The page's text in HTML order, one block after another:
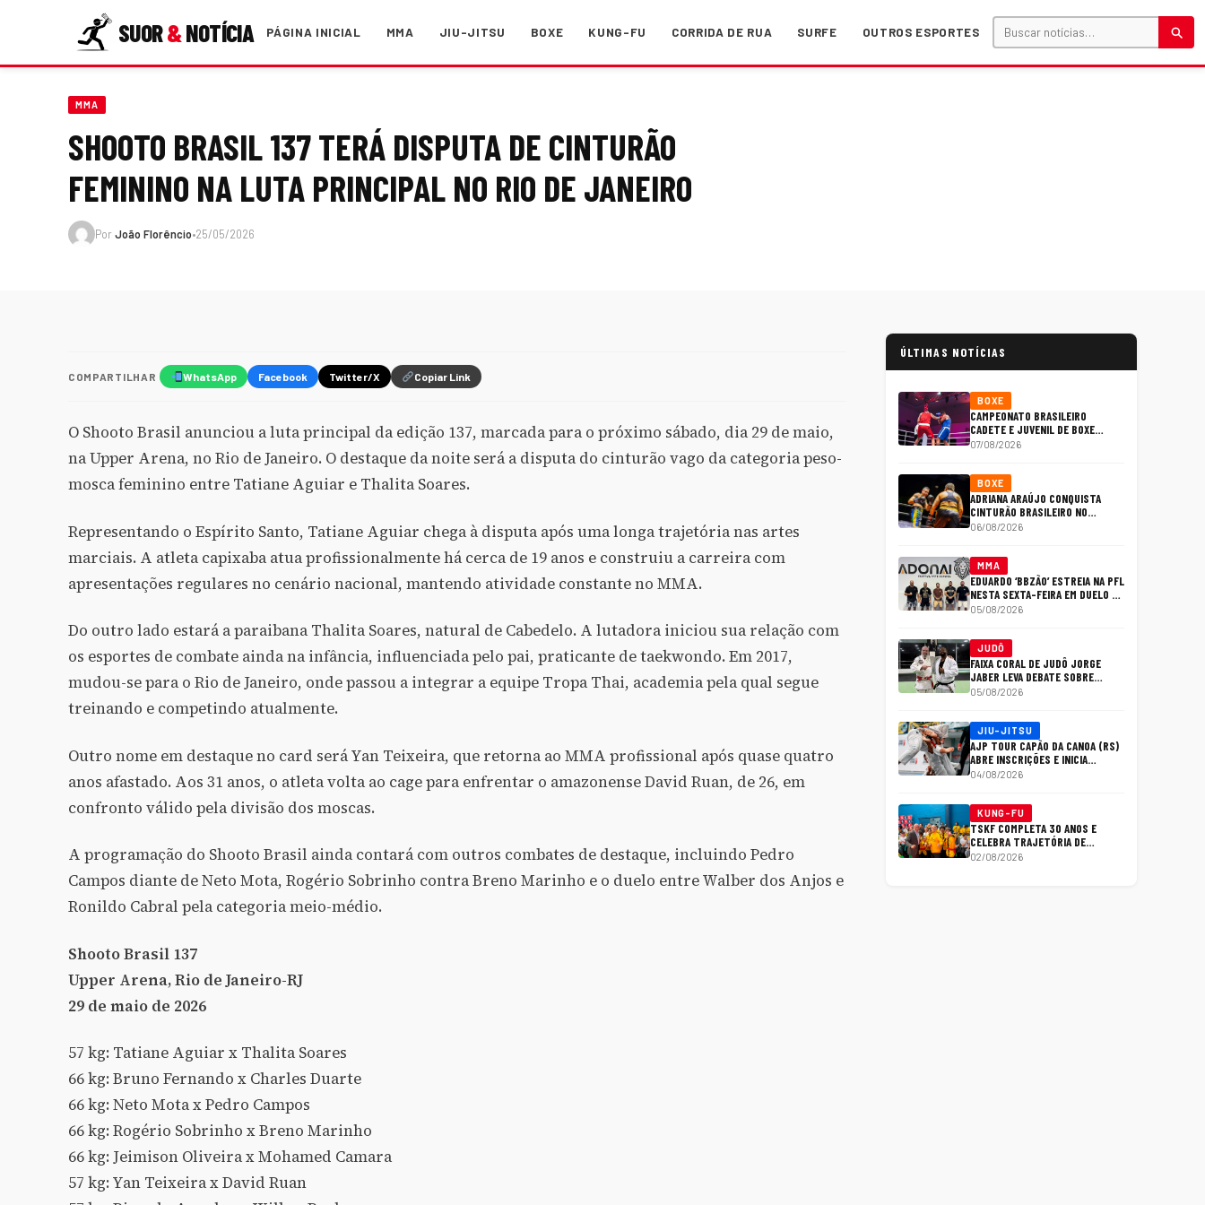
SUOR&NOTÍCIA PÁGINA INICIAL MMA JIU-JITSU BOXE KUNG-FU CORRIDA DE RUA SURFE OUTROS ESPORTES
MMA
SHOOTO BRASIL 137 TERÁ DISPUTA DE CINTURÃO
FEMININO NA LUTA PRINCIPAL NO RIO DE JANEIRO
Por João Florêncio•25/05/2026
COMPARTILHAR WhatsApp Facebook Twitter/X Copiar Link
O Shooto Brasil anunciou a luta principal da edição 137, marcada para o próximo sábado, dia 29 de maio,
na Upper Arena, no Rio de Janeiro. O destaque da noite será a disputa do cinturão vago da categoria peso-
mosca feminino entre Tatiane Aguiar e Thalita Soares.
Representando o Espírito Santo, Tatiane Aguiar chega à disputa após uma longa trajetória nas artes
marciais. A atleta capixaba atua profissionalmente há cerca de 19 anos e construiu a carreira com
apresentações regulares no cenário nacional, mantendo atividade constante no MMA.
Do outro lado estará a paraibana Thalita Soares, natural de Cabedelo. A lutadora iniciou sua relação com
os esportes de combate ainda na infância, influenciada pelo pai, praticante de taekwondo. Em 2017,
mudou-se para o Rio de Janeiro, onde passou a integrar a equipe Tropa Thai, academia pela qual segue
treinando e competindo atualmente.
Outro nome em destaque no card será Yan Teixeira, que retorna ao MMA profissional após quase quatro
anos afastado. Aos 31 anos, o atleta volta ao cage para enfrentar o amazonense David Ruan, de 26, em
confronto válido pela divisão dos moscas.
A programação do Shooto Brasil ainda contará com outros combates de destaque, incluindo Pedro
Campos diante de Neto Mota, Rogério Sobrinho contra Breno Marinho e o duelo entre Walber dos Anjos e
Ronildo Cabral pela categoria meio-médio.
Shooto Brasil 137
Upper Arena, Rio de Janeiro-RJ
29 de maio de 2026
57 kg: Tatiane Aguiar x Thalita Soares
66 kg: Bruno Fernando x Charles Duarte
66 kg: Neto Mota x Pedro Campos
66 kg: Rogério Sobrinho x Breno Marinho
66 kg: Jeimison Oliveira x Mohamed Camara
57 kg: Yan Teixeira x David Ruan
ÚLTIMAS NOTÍCIAS
BOXE
CAMPEONATO BRASILEIRO
CADETE E JUVENIL DE BOXE
REÚNE PROMESSAS DO PAÍS EM
07/08/2026
BOXE
ADRIANA ARAÚJO CONQUISTA
CINTURÃO BRASILEIRO NO
OUTBOXING FIGHT NIGHT 4
06/08/2026
MMA
EDUARDO ‘BBZÃO’ ESTREIA NA PFL
NESTA SEXTA-FEIRA EM DUELO DE
NOCAUTEADORES
05/08/2026
JUDÔ
FAIXA CORAL DE JUDÔ JORGE
JABER LEVA DEBATE SOBRE
ESPORTE E SAÚDE MENTAL AO
PSIQUIATRIA
05/08/2026
JIU-JITSU
AJP TOUR CAPÃO DA CANOA (RS)
ABRE INSCRIÇÕES E INICIA
CONTAGEM REGRESSIVA PARA
04/08/2026
KUNG-FU
TSKF COMPLETA 30 ANOS E
CELEBRA TRAJETÓRIA DE
GABRIEL AMORIM NA FORMAÇÃO
02/08/2026